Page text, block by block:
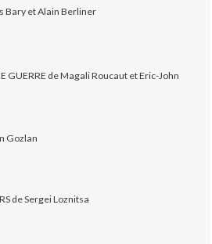
Bary et Alain Berliner
GUERRE de Magali Roucaut et Eric-John
Gozlan
de Sergei Loznitsa